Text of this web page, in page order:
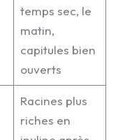
temps sec, le
matin,
capitules bien
ouverts
Racines plus
riches en